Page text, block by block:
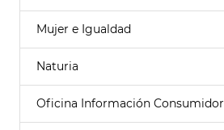
Mujer e Igualdad
Naturia
Oficina Información Consumidor